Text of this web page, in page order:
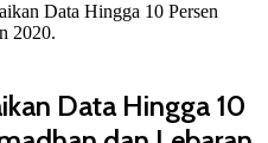
Data Hingga 10 Persen
2020.
Data Hingga 10